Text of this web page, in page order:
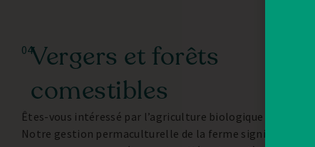
04Vergers et forêts
comestibles
Êtes-vous intéressé par l’agriculture biologique ?
Notre gestion permaculturelle de la ferme signifie